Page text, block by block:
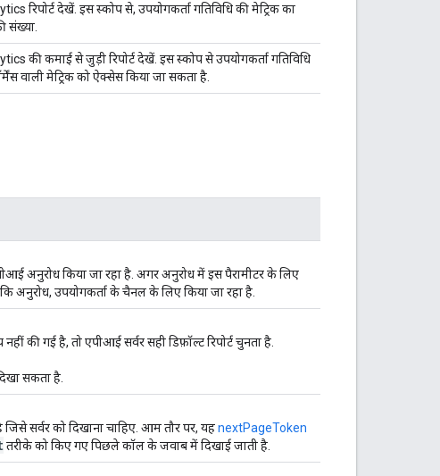
रिपोर्ट देखें. इस स्कोप से, उपयोगकर्ता गतिविधि की मेट्रिक का
संख्या.
की कमाई से जुड़ी रिपोर्ट देखें. इस स्कोप से उपयोगकर्ता गतिविधि
वाली मेट्रिक को ऐक्सेस किया जा सकता है.
अनुरोध किया जा रहा है. अगर अनुरोध में इस पैरामीटर के लिए
अनुरोध, उपयोगकर्ता के चैनल के लिए किया जा रहा है.
की गई है, तो एपीआई सर्वर सही डिफ़ॉल्ट रिपोर्ट चुनता है.
सकता है.
सर्वर को दिखाना चाहिए. आम तौर पर, यहnextPageToken
तरीके को किए गए पिछले कॉल के जवाब में दिखाई जाती है.